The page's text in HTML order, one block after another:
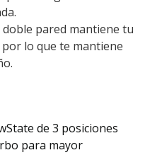
doble pared mantiene tu
lo que te mantiene
de 3 posiciones
para mayor